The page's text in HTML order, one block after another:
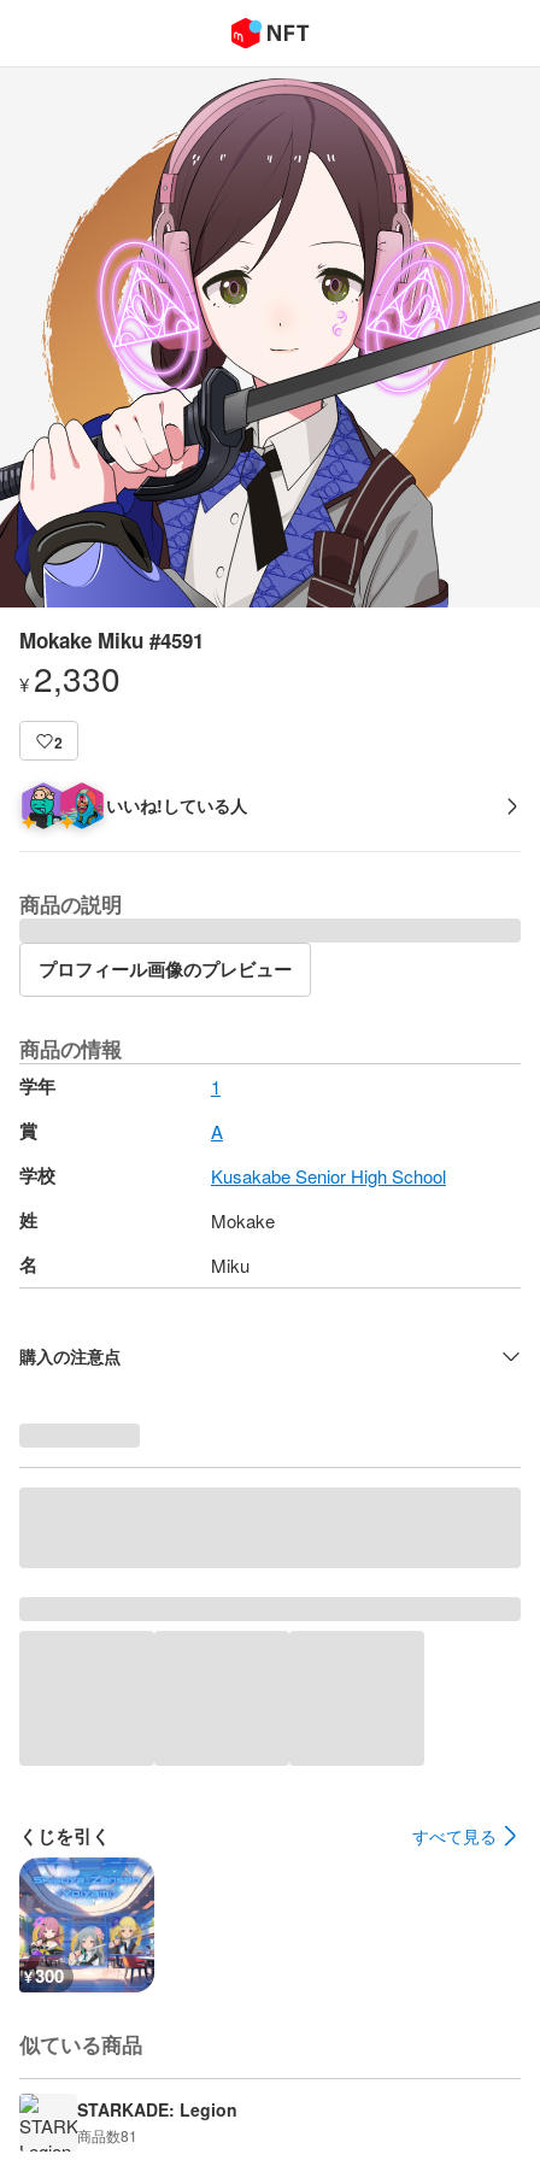
Mokake Miku #4591
¥ 2,330
2
いいね!している人
商品の説明
プロフィール画像のプレビュー
商品の情報
学年 1
賞 A
学校 Kusakabe Senior High School
姓 Mokake
名 Miku
購入の注意点
くじを引く すべて見る
¥300
似ている商品
STARKADE: Legion
商品数81